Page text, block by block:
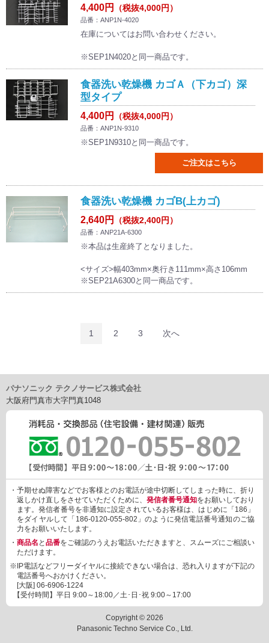
4,400円 （税抜4,000円）
品番：ANP1N-4020
在庫についてはお問い合わせください。
※SEP1N4020と同一商品です。
食器洗い乾燥機 カゴＡ（下カゴ）深
型タイプ
4,400円 （税抜4,000円）
品番：ANP1N-9310
※SEP1N9310と同一商品です。
ご注文はこちら
食器洗い乾燥機 カゴB(上カゴ)
2,640円 （税抜2,400円）
品番：ANP21A-6300
※本品は生産終了となりました。
<サイズ>幅403mm×奥行き111mm×高さ106mm
※SEP21A6300と同一商品です。
1 2 3 次へ
パナソニック テクノサービス株式会社
大阪府門真市大字門真1048
・予期せぬ障害などでお客様とのお電話が途中切断してしまった時に、折り
返しかけ直しをさせていただくために、 発信者番号通知をお願いしており
ます。発信者番号を非通知に設定されているお客様は、はじめに「186」
をダイヤルして「186-0120-055-802」のように発信電話番号通知のご協
力をお願いいたします。
・ 商品名 と 品番をご確認のうえお電話いただきますと、スムーズにご相談い
ただけます。
※IP電話などフリーダイヤルに接続できない場合は、恐れ入りますが下記の
電話番号へおかけください。
[大阪] 06-6906-1224
【受付時間】平日 9:00～18:00／土･日･祝 9:00～17:00
Copyright © 2026
Panasonic Techno Service Co., Ltd.